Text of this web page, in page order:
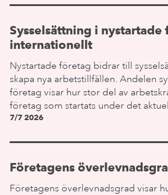
Sysselsättning i nystartade
internationellt
Nystartade företag bidrar till
skapa nya arbetstillfällen. Andelen
företag visar hur stor del av
företag som startats under det
7/7 2026
Företagens
Företagens överlevnadsgrad visar